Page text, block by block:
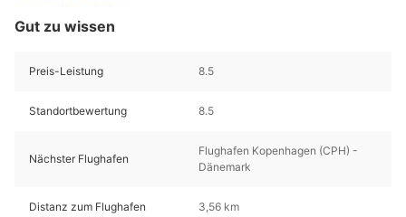
Gut zu wissen
Preis-Leistung 8.5
Standortbewertung 8.5
Nächster Flughafen
Flughafen Kopenhagen (CPH) -
Dänemark
Distanz zum Flughafen 3,56 km